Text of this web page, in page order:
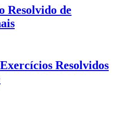
Resolvido de
Resolvidos